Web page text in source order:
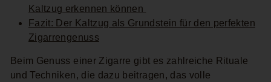
Kaltzug erkennen können
Fazit: Der Kaltzug als Grundstein für den perfekten
Zigarrengenuss
Beim Genuss einer Zigarre gibt es zahlreiche Rituale
und Techniken, die dazu beitragen, das volle